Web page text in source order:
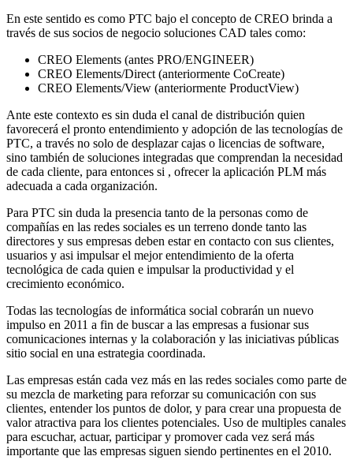
En este sentido es como PTC bajo el concepto de CREO brinda a
través de sus socios de negocio soluciones CAD tales como:
CREO Elements (antes PRO/ENGINEER)
CREO Elements/Direct (anteriormente CoCreate)
CREO Elements/View (anteriormente ProductView)
Ante este contexto es sin duda el canal de distribución quien
favorecerá el pronto entendimiento y adopción de las tecnologías de
PTC, a través no solo de desplazar cajas o licencias de software,
sino también de soluciones integradas que comprendan la necesidad
de cada cliente, para entonces si , ofrecer la aplicación PLM más
adecuada a cada organización.
Para PTC sin duda la presencia tanto de la personas como de
compañías en las redes sociales es un terreno donde tanto las
directores y sus empresas deben estar en contacto con sus clientes,
usuarios y asi impulsar el mejor entendimiento de la oferta
tecnológica de cada quien e impulsar la productividad y el
crecimiento económico.
Todas las tecnologías de informática social cobrarán un nuevo
impulso en 2011 a fin de buscar a las empresas a fusionar sus
comunicaciones internas y la colaboración y las iniciativas públicas
sitio social en una estrategia coordinada.
Las empresas están cada vez más en las redes sociales como parte de
su mezcla de marketing para reforzar su comunicación con sus
clientes, entender los puntos de dolor, y para crear una propuesta de
valor atractiva para los clientes potenciales. Uso de multiples canales
para escuchar, actuar, participar y promover cada vez será más
importante que las empresas siguen siendo pertinentes en el 2010.